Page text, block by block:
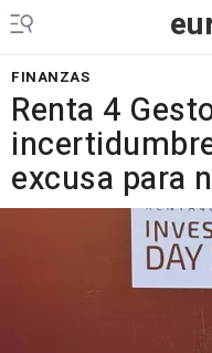
FINANZAS
Renta 4
excusa para